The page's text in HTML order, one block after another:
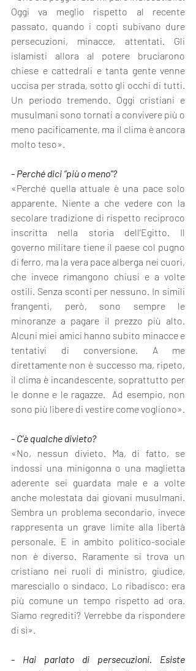
Oggi va meglio rispetto al recente
passato, quando i copti subivano dure
persecuzioni, minacce, attentati. Gli
islamisti allora al potere bruciarono
chiese e cattedrali e tanta gente venne
uccisa per strada, sotto gli occhi di tutti.
Un periodo tremendo. Oggi cristiani e
musulmani sono tornati a convivere più o
meno pacificamente, ma il clima è ancora
molto teso».
- Perché dici “più o meno”?
«Perché quella attuale è una pace solo
apparente. Niente a che vedere con la
secolare tradizione di rispetto reciproco
inscritta nella storia dell’Egitto. Il
governo militare tiene il paese col pugno
di ferro, ma la vera pace alberga nei cuori,
che invece rimangono chiusi e a volte
ostili. Senza sconti per nessuno. In simili
frangenti, però, sono sempre le
minoranze a pagare il prezzo più alto.
Alcuni miei amici hanno subito minacce e
tentativi di conversione. A me
direttamente non è successo ma, ripeto,
il clima è incandescente, soprattutto per
le donne e le ragazze.  Ad esempio, non
sono più libere di vestire come vogliono».
- C’è qualche divieto?
«No, nessun divieto. Ma, di fatto, se
indossi una minigonna o una maglietta
aderente sei guardata male e a volte
anche molestata dai giovani musulmani.
Sembra un problema secondario, invece
rappresenta un grave limite alla libertà
personale. E in ambito politico-sociale
non è diverso. Raramente si trova un
cristiano nei ruoli di ministro, giudice,
maresciallo o sindaco. Lo ribadisco: era
più comune un tempo rispetto ad ora.
Siamo regrediti? Verrebbe da rispondere
di sì».
- Hai parlato di persecuzioni. Esiste